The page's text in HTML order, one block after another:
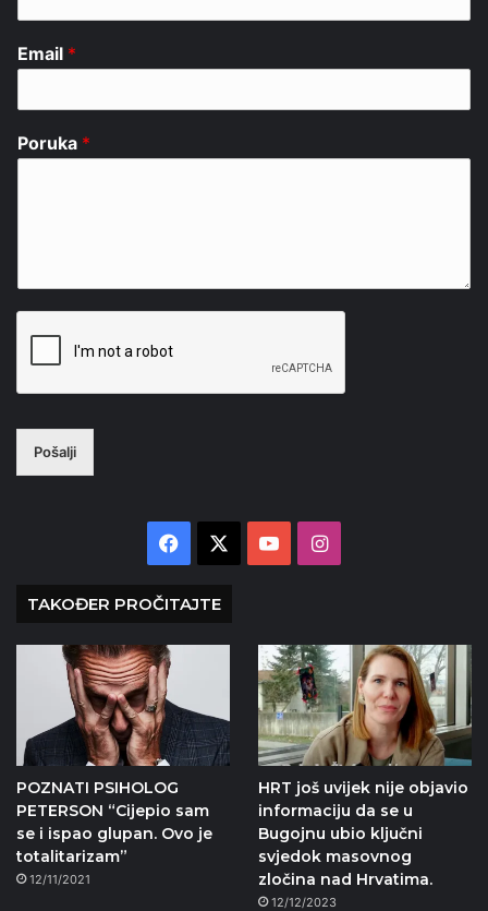
Email *
Poruka *
Pošalji
Facebook YouTubeInstagram
TAKOĐER PROČITAJTE
POZNATI PSIHOLOG
PETERSON “Cijepio sam
se i ispao glupan. Ovo je
totalitarizam”
12/11/2021
HRT još uvijek nije objavio
informaciju da se u
Bugojnu ubio ključni
svjedok masovnog
zločina nad Hrvatima.
12/12/2023